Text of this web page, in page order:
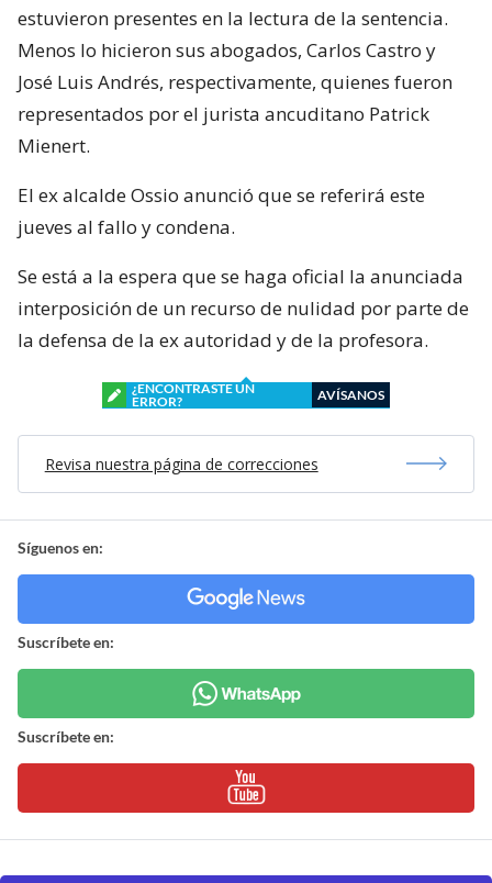
estuvieron presentes en la lectura de la sentencia.
Menos lo hicieron sus abogados, Carlos Castro y
José Luis Andrés, respectivamente, quienes fueron
representados por el jurista ancuditano Patrick
Mienert.
El ex alcalde Ossio anunció que se referirá este
jueves al fallo y condena.
Se está a la espera que se haga oficial la anunciada
interposición de un recurso de nulidad por parte de
la defensa de la ex autoridad y de la profesora.
¿ENCONTRASTE UN
ERROR?
AVÍSANOS
Revisa nuestra página de correcciones
Síguenos en:
Suscríbete en:
Suscríbete en: